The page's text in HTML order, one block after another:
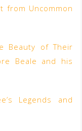
from Uncommon
Beauty of Their
Beale and his
Legends and